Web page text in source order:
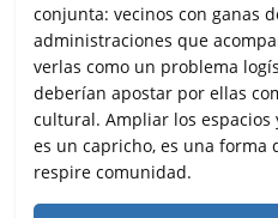
conjunta: vecinos con ganas
administraciones que
verlas como un problema
deberían apostar por ellas
cultural. Ampliar los
es un capricho, es una forma
respire comunidad.